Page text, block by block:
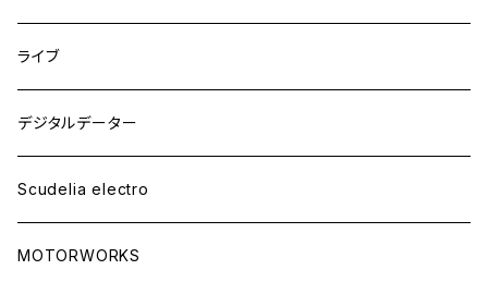
ライブ
デジタルデーター
Scudelia electro
MOTORWORKS